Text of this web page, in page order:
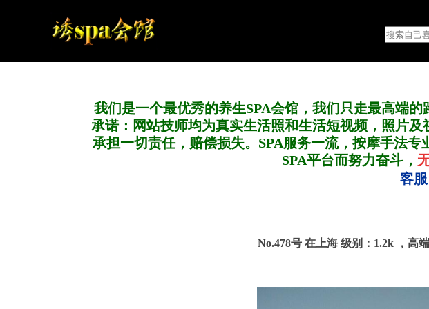
我们是一个最优秀的养生SPA会馆，我们只走最高端
承诺：网站技师均为真实生活照和生活短视频，照片
承担一切责任，赔偿损失。SPA服务一流，按摩手法
SPA平台而努力奋斗，
客
No.478号 在上海 级别：1.2k ， 高